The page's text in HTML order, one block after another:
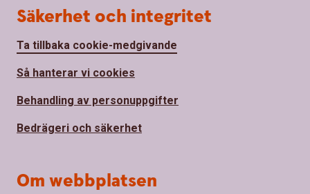
Säkerhet och integritet
Ta tillbaka cookie-medgivande
Så hanterar vi cookies
Behandling av personuppgifter
Bedrägeri och säkerhet
Om webbplatsen